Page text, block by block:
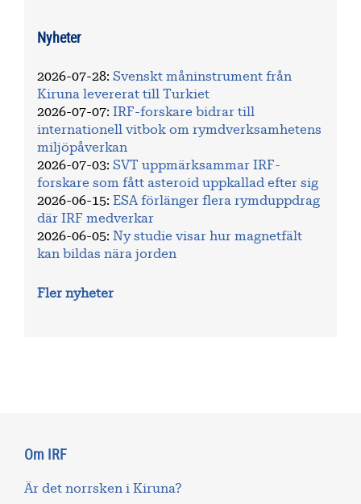
Nyheter
2026-07-28: Svenskt måninstrument från
Kiruna levererat till Turkiet
2026-07-07: IRF-forskare bidrar till
internationell vitbok om rymdverksamhetens
miljöpåverkan
2026-07-03: SVT uppmärksammar IRF-
forskare som fått asteroid uppkallad efter sig
2026-06-15: ESA förlänger flera rymduppdrag
där IRF medverkar
2026-06-05: Ny studie visar hur magnetfält
kan bildas nära jorden
Fler nyheter
Om IRF
Är det norrsken i Kiruna?